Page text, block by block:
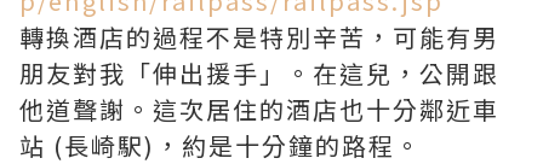
轉換酒店的過程不是特別辛苦，可能有男
朋友對我「伸出援手」。在這兒，公開跟
他道聲謝。這次居住的酒店也十分鄰近車
站 (長崎駅)，約是十分鐘的路程。